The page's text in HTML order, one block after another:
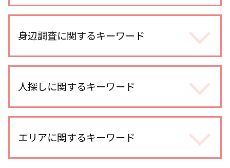
line 浮気調査 電話
不倫調査 スマホ 位置情報
浮気調査 探偵
浮気調査 探偵事務所
不倫調査 gps 小型
身辺調査に関するキーワード
ストーカー被害 探偵
身辺調査 意味
身辺調査 内定取り消し
身辺調査 大企業
人探しに関するキーワード
生き別れ 会いたい
家出調査 人探し
各種工作
エリアに関するキーワード